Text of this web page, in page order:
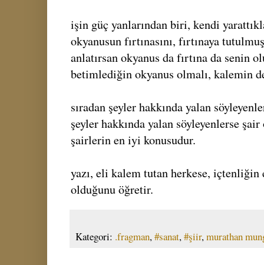
işin güç yanlarından biri, kendi
okyanusun fırtınasını, fırtınaya
anlatırsan okyanus da fırtına da senin
betimlediğin okyanus olmalı, kalemin
sıradan şeyler hakkında yalan
şeyler hakkında yalan söyleyenlerse
şairlerin en iyi konusudur.
yazı, eli kalem tutan herkese, içtenliğin
olduğunu öğretir.
Kategori: .fragman,#sanat,#şiir,murathan